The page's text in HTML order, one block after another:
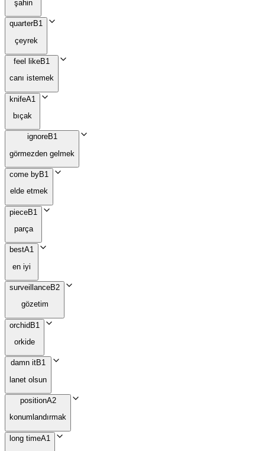
şahin
quarterB1
çeyrek
feel likeB1
canı istemek
knifeA1
bıçak
ignoreB1
görmezden gelmek
come byB1
elde etmek
pieceB1
parça
bestA1
en iyi
surveillanceB2
gözetim
orchidB1
orkide
damn itB1
lanet olsun
positionA2
konumlandırmak
long timeA1